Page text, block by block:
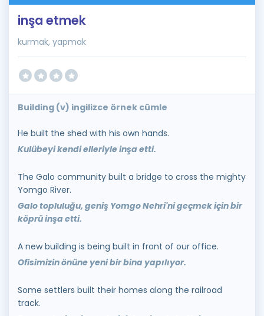
İngilizce Gramer
inşa etmek
kurmak, yapmak
Building (v) ingilizce örnek cümle
He built the shed with his own hands.
Kulübeyi kendi elleriyle inşa etti.
The Galo community built a bridge to cross the mighty
Yomgo River.
Galo topluluğu, geniş Yomgo Nehri'ni geçmek için bir
köprü inşa etti.
A new building is being built in front of our office.
Ofisimizin önüne yeni bir bina yapılıyor.
Some settlers built their homes along the railroad
track.